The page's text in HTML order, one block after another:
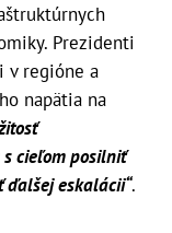
Prezidenti
v regióne a
napätia na
cieľom posilniť
eskalácii“.